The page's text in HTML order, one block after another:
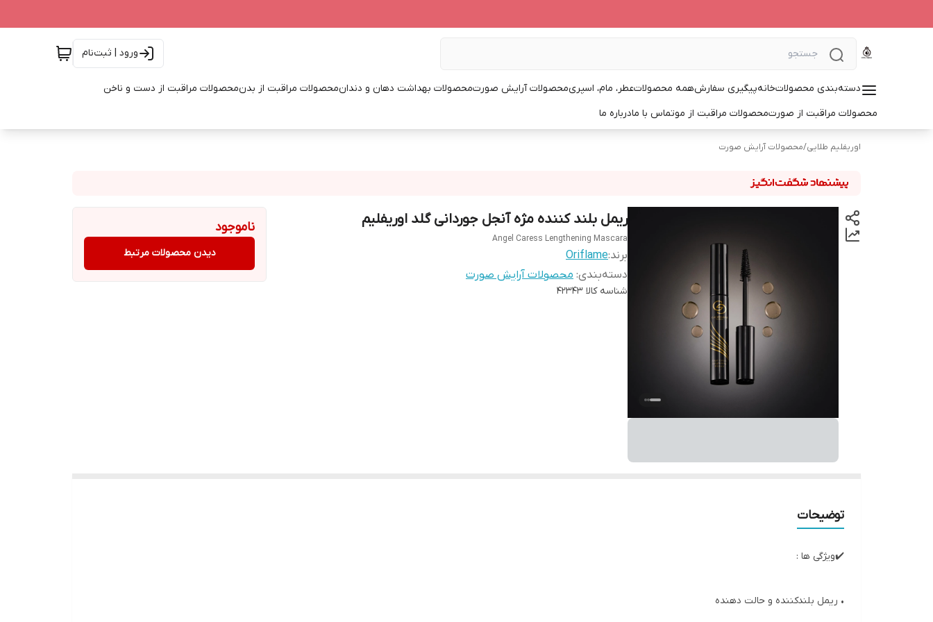
ورود | ثبت‌نام
دسته‌بندی محصولاتخانهپیگیری سفارشهمه محصولاتعطر، مام، اسپریمحصولات آرایش صورتمحصولات بهداشت دهان و دندانمحصولات مراقبت از بدنمحصولات مراقبت از دست و ناخن
محصولات مراقبت از صورتمحصولات مراقبت از موتماس با مادرباره ما
اوریفلیم طلایی/محصولات آرایش صورت
ریمل بلند کننده مژه آنجل جوردانی گلد اوریفلیم
Angel Caress Lengthening Mascara
برند:Oriflame
دسته‌بندی: محصولات آرایش صورت
شناسه کالا 42343
ناموجود
دیدن محصولات مرتبط
توضیحات
✔️ویژگی ها :
• ریمل بلندکننده و حالت دهنده